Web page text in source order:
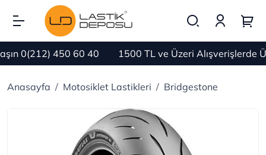
0(212) 450 60 40 1500 TL ve Üzeri Alışverişlerde
Anasayfa Motosiklet Lastikleri Bridgestone